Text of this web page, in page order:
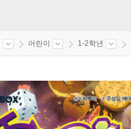
어린이 1-2학년